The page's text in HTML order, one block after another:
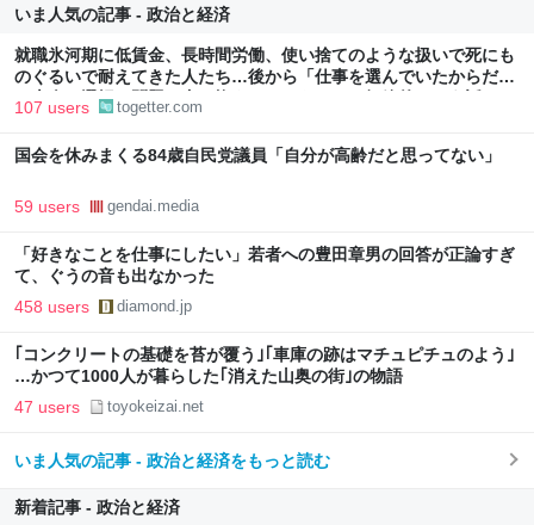
いま人気の記事 - 政治と経済
就職氷河期に低賃金、長時間労働、使い捨てのような扱いで死にも
のぐるいで耐えてきた人たち…後から「仕事を選んでいたからだ」
と本人の選択の問題に書き換えるのはあまりに短絡的という話
107 users togetter.com
国会を休みまくる84歳自民党議員「自分が高齢だと思ってない」
59 users gendai.media
「好きなことを仕事にしたい」若者への豊田章男の回答が正論すぎ
て、ぐうの音も出なかった
458 users diamond.jp
｢コンクリートの基礎を苔が覆う｣｢車庫の跡はマチュピチュのよう｣
…かつて1000人が暮らした｢消えた山奥の街｣の物語
47 users toyokeizai.net
いま人気の記事 - 政治と経済をもっと読む
新着記事 - 政治と経済